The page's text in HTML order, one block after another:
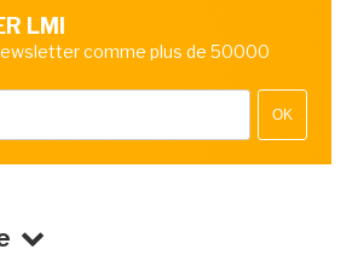
LMI
comme plus de 50000
OK